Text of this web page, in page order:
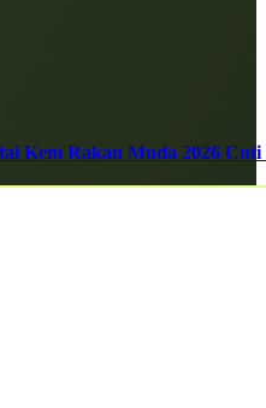
Kem Rakan Muda 2026